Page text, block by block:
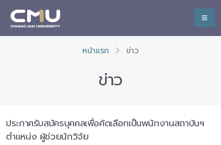
หน้าแรก ข่าว
ข่าว
ประกาศรับสมัครบุคคลเพื่อคัดเลือกเป็นพนักงานสถาบันฯ
ตำแหน่ง ผู้ช่วยนักวิจัย